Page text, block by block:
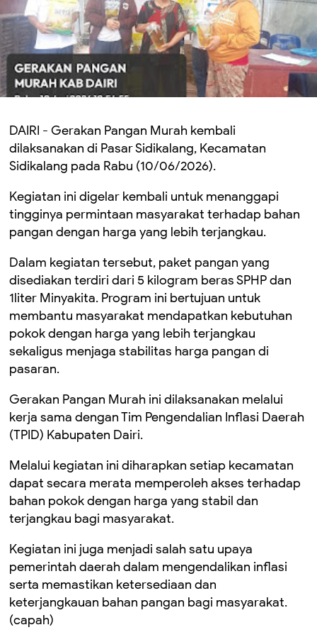
DAIRI - Gerakan Pangan Murah kembali
dilaksanakan di Pasar Sidikalang, Kecamatan
Sidikalang pada Rabu (10/06/2026).
Kegiatan ini digelar kembali untuk menanggapi
tingginya permintaan masyarakat terhadap bahan
pangan dengan harga yang lebih terjangkau.
Dalam kegiatan tersebut, paket pangan yang
disediakan terdiri dari 5 kilogram beras SPHP dan
1liter Minyakita. Program ini bertujuan untuk
membantu masyarakat mendapatkan kebutuhan
pokok dengan harga yang lebih terjangkau
sekaligus menjaga stabilitas harga pangan di
pasaran.
Gerakan Pangan Murah ini dilaksanakan melalui
kerja sama dengan Tim Pengendalian Inflasi Daerah
(TPID) Kabupaten Dairi.
Melalui kegiatan ini diharapkan setiap kecamatan
dapat secara merata memperoleh akses terhadap
bahan pokok dengan harga yang stabil dan
terjangkau bagi masyarakat.
Kegiatan ini juga menjadi salah satu upaya
pemerintah daerah dalam mengendalikan inflasi
serta memastikan ketersediaan dan
keterjangkauan bahan pangan bagi masyarakat.
(capah)